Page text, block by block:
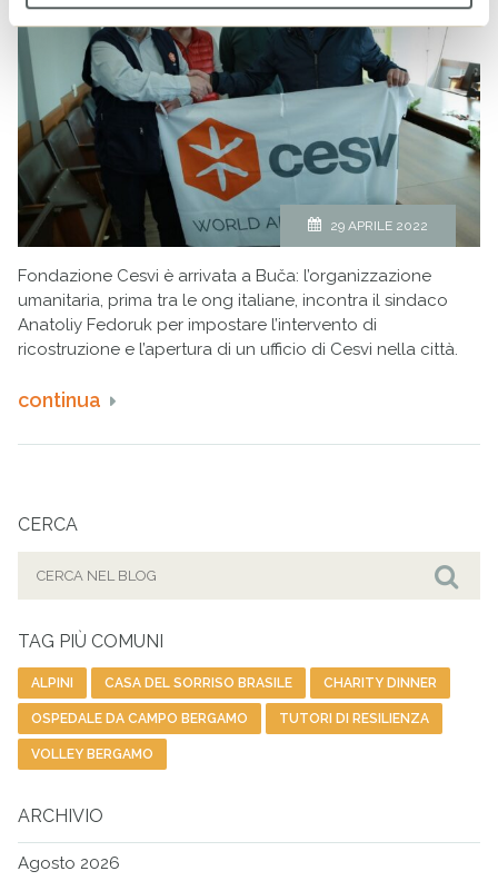
29 APRILE 2022
Fondazione Cesvi è arrivata a Buča: l’organizzazione
umanitaria, prima tra le ong italiane, incontra il sindaco
Anatoliy Fedoruk per impostare l’intervento di
ricostruzione e l’apertura di un ufficio di Cesvi nella città.
continua
CERCA
TAG PIÙ COMUNI
ALPINI CASA DEL SORRISO BRASILE CHARITY DINNER
OSPEDALE DA CAMPO BERGAMO TUTORI DI RESILIENZA
VOLLEY BERGAMO
ARCHIVIO
Agosto 2026